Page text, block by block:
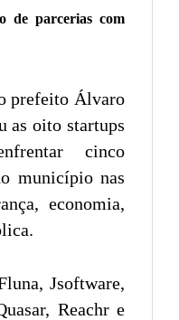
de parcerias com
prefeito Álvaro
as oito startups
cinco
município nas
economia,
Jsoftware,
Reachr e